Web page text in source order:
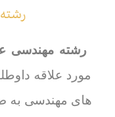
رشته مهندسی
مورد علاقه
های مهندسی به